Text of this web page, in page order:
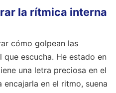
la rítmica interna
cómo golpean las
escucha. He estado en
una letra preciosa en el
en el ritmo, suena